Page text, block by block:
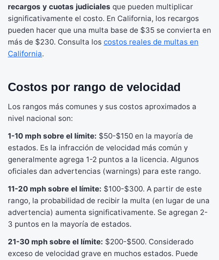
recargos y cuotas judiciales que pueden multiplicar
significativamente el costo. En California, los recargos
pueden hacer que una multa base de $35 se convierta en
más de $230. Consulta los costos reales de multas en
California.
Costos por rango de velocidad
Los rangos más comunes y sus costos aproximados a
nivel nacional son:
1-10 mph sobre el límite: $50-$150 en la mayoría de
estados. Es la infracción de velocidad más común y
generalmente agrega 1-2 puntos a la licencia. Algunos
oficiales dan advertencias (warnings) para este rango.
11-20 mph sobre el límite: $100-$300. A partir de este
rango, la probabilidad de recibir la multa (en lugar de una
advertencia) aumenta significativamente. Se agregan 2-
3 puntos en la mayoría de estados.
21-30 mph sobre el límite: $200-$500. Considerado
exceso de velocidad grave en muchos estados. Puede